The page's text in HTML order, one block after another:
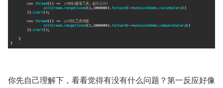
你先自己理解下，看看觉得有没有什么问题？第一反应好像